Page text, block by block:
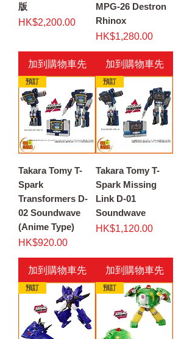
版
價格
HK$2,200.00
加到購物車先
MPG-26 Destron
Rhinox
價格
HK$1,280.00
加到購物車先
預訂
Takara Tomy T-
Spark
Transformers D-
02 Soundwave
(Anime Type)
價格
HK$920.00
加到購物車先
預訂
Takara Tomy T-
Spark Missing
Link D-01
Soundwave
價格
HK$1,120.00
加到購物車先
預訂 預訂